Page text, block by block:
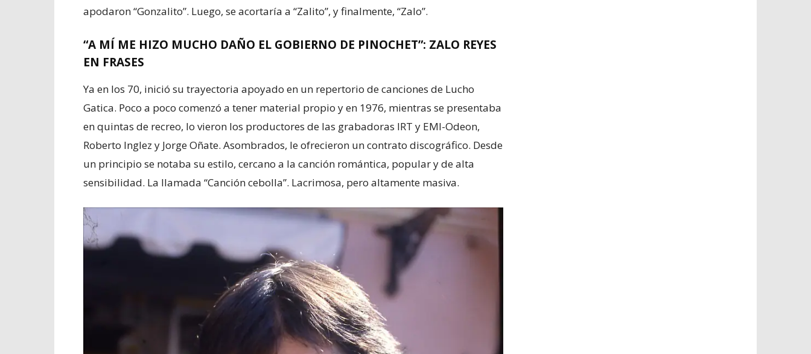
apodaron “Gonzalito”. Luego, se acortaría a “Zalito”, y finalmente, “Zalo”.
“A MÍ ME HIZO MUCHO DAÑO EL GOBIERNO DE PINOCHET”: ZALO REYES
EN FRASES
Ya en los 70, inició su trayectoria apoyado en un repertorio de canciones de Lucho
Gatica. Poco a poco comenzó a tener material propio y en 1976, mientras se presentaba
en quintas de recreo, lo vieron los productores de las grabadoras IRT y EMI-Odeon,
Roberto Inglez y Jorge Oñate. Asombrados, le ofrecieron un contrato discográfico. Desde
un principio se notaba su estilo, cercano a la canción romántica, popular y de alta
sensibilidad. La llamada “Canción cebolla”. Lacrimosa, pero altamente masiva.